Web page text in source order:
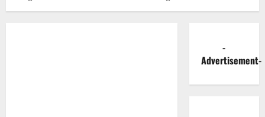
-
Advertisement-